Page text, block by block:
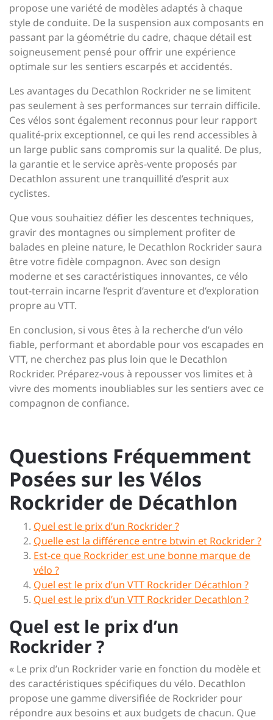
propose une variété de modèles adaptés à chaque
style de conduite. De la suspension aux composants en
passant par la géométrie du cadre, chaque détail est
soigneusement pensé pour offrir une expérience
optimale sur les sentiers escarpés et accidentés.
Les avantages du Decathlon Rockrider ne se limitent
pas seulement à ses performances sur terrain difficile.
Ces vélos sont également reconnus pour leur rapport
qualité-prix exceptionnel, ce qui les rend accessibles à
un large public sans compromis sur la qualité. De plus,
la garantie et le service après-vente proposés par
Decathlon assurent une tranquillité d’esprit aux
cyclistes.
Que vous souhaitiez défier les descentes techniques,
gravir des montagnes ou simplement profiter de
balades en pleine nature, le Decathlon Rockrider saura
être votre fidèle compagnon. Avec son design
moderne et ses caractéristiques innovantes, ce vélo
tout-terrain incarne l’esprit d’aventure et d’exploration
propre au VTT.
En conclusion, si vous êtes à la recherche d’un vélo
fiable, performant et abordable pour vos escapades en
VTT, ne cherchez pas plus loin que le Decathlon
Rockrider. Préparez-vous à repousser vos limites et à
vivre des moments inoubliables sur les sentiers avec ce
compagnon de confiance.
Questions Fréquemment
Posées sur les Vélos
Rockrider de Décathlon
Quel est le prix d’un Rockrider ?
Quelle est la différence entre btwin et Rockrider ?
Est-ce que Rockrider est une bonne marque de
vélo ?
Quel est le prix d’un VTT Rockrider Décathlon ?
Quel est le prix d’un VTT Rockrider Decathlon ?
Quel est le prix d’un
Rockrider ?
« Le prix d’un Rockrider varie en fonction du modèle et
des caractéristiques spécifiques du vélo. Decathlon
propose une gamme diversifiée de Rockrider pour
répondre aux besoins et aux budgets de chacun. Que